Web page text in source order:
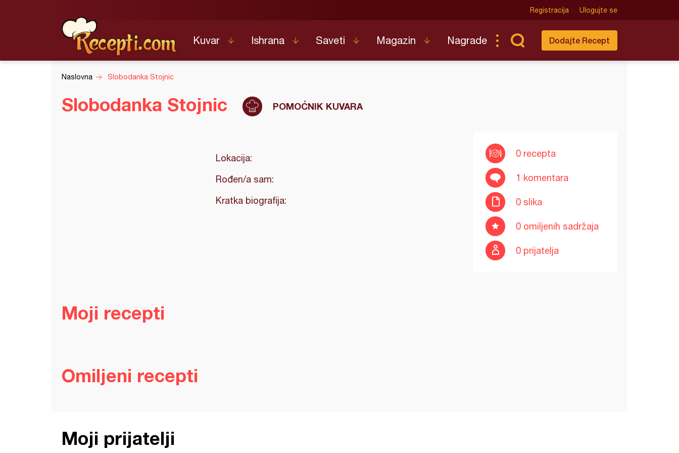
Registracija Ulogujte se
Kuvar Ishrana Saveti Magazin Nagrade Dodajte Recept
Naslovna Slobodanka Stojnic
Slobodanka Stojnic POMOĆNIK KUVARA
Lokacija:
Rođen/a sam:
Kratka biografija:
0 recepta
1 komentara
0 slika
0 omiljenih sadržaja
0 prijatelja
Moji recepti
Omiljeni recepti
Moji prijatelji